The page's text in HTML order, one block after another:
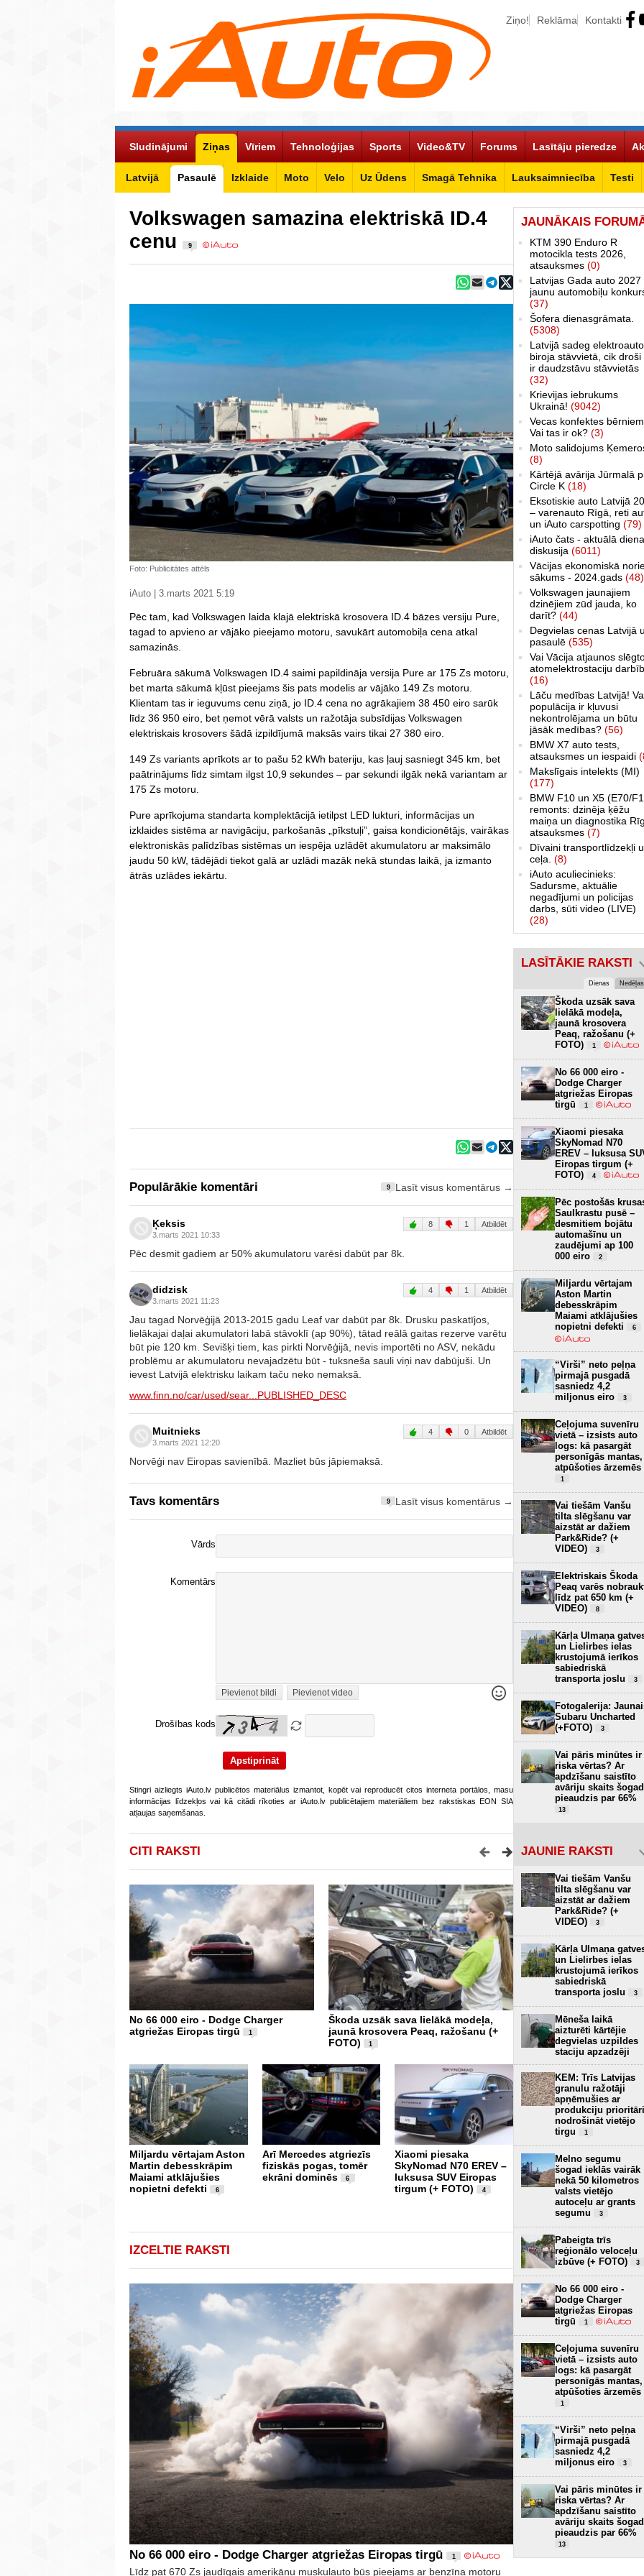
Ziņo! Reklāma Kontakti
Sludinājumi Ziņas
Latvijā Pasaulē Izklaide Moto Velo Uz Ūdens Smagā Tehnika Lauksaimniecība Testi
Vīriem Tehnoloģijas Sports Video&TV Forums Lasītāju pieredze
Volkswagen samazina elektriskā ID.4
cenu
9
Foto: Publicitātes attēls
iAuto | 3.marts 2021 5:19
Pēc tam, kad Volkswagen laida klajā elektriskā krosovera ID.4 bāzes versiju Pure,
tagad to apvieno ar vājāko pieejamo motoru, savukārt automobiļa cena atkal
samazinās.
Februāra sākumā Volkswagen ID.4 saimi papildināja versija Pure ar 175 Zs motoru,
bet marta sākumā kļūst pieejams šis pats modelis ar vājāko 149 Zs motoru.
Klientam tas ir ieguvums cenu ziņā, jo ID.4 cena no agrākajiem 38 450 eiro sarūk
līdz 36 950 eiro, bet ņemot vērā valsts un ražotāja subsīdijas Volkswagen
elektriskais krosovers šādā izpildījumā maksās vairs tikai 27 380 eiro.
149 Zs variants aprīkots ar to pašu 52 kWh bateriju, kas ļauj sasniegt 345 km, bet
paātrinājums līdz simtam ilgst 10,9 sekundes – par sekundi ilgāk nekā variantam ar
175 Zs motoru.
Pure aprīkojuma standarta komplektācijā ietilpst LED lukturi, informācijas un
izklaides sistēma ar navigāciju, parkošanās „pīkstuļi”, gaisa kondicionētājs, vairākas
elektroniskās palīdzības sistēmas un iespēja uzlādēt akumulatoru ar maksimālo
jaudu 50 kW, tādējādi tiekot galā ar uzlādi mazāk nekā stundas laikā, ja izmanto
ātrās uzlādes iekārtu.
Populārākie komentāri 9 Lasīt visus komentārus →
Ķeksis
3.marts 2021 10:33
8 1 Atbildēt
Pēc desmit gadiem ar 50% akumulatoru varēsi dabūt par 8k.
didzisk
3.marts 2021 11:23
4 1 Atbildēt
Jau tagad Norvēģijā 2013-2015 gadu Leaf var dabūt par 8k. Drusku paskatījos,
lielākajai daļai akumulatori labā stāvoklī (ap 90%), tātad reālā gaitas rezerve varētu
būt pie 120 km. Sevišķi tiem, kas pirkti Norvēģijā, nevis importēti no ASV, nekādu
problēmu ar akumulatoru nevajadzētu būt - tuksneša sauli viņi nav dabūjuši. Un
ievest Latvijā elektrisku laikam taču neko nemaksā.
www.finn.no/car/used/sear...PUBLISHED_DESC
Muitnieks
3.marts 2021 12:20
4 0 Atbildēt
Norvēģi nav Eiropas savienībā. Mazliet būs jāpiemaksā.
Tavs komentārs 9 Lasīt visus komentārus →
Vārds
Komentārs
Pievienot bildi Pievienot video
Drošības kods
Stingri aizliegts iAuto.lv publicētos materiālus izmantot, kopēt vai reproducēt citos interneta portālos, masu
informācijas līdzekļos vai kā citādi rīkoties ar iAuto.lv publicētajiem materiāliem bez rakstiskas EON SIA
atļaujas saņemšanas.
CITI RAKSTI
No 66 000 eiro - Dodge Charger
atgriežas Eiropas tirgū
1
Škoda uzsāk sava lielākā modeļa,
jaunā krosovera Peaq, ražošanu (+
FOTO)
1
Miljardu vērtajam Aston
Martin debesskrāpim
Maiami atklājušies
nopietni defekti
6
Arī Mercedes atgriezīs
fiziskās pogas, tomēr
ekrāni dominēs
6
Xiaomi piesaka
SkyNomad N70 EREV –
luksusa SUV Eiropas
tirgum (+ FOTO)
4
250 tonnas virs galvas -
Zinātnes sala un Baltijā
planetārijs (+ FOTO)
2
Pirmajam super sporta
auto pasaulē 60 gadi –
Lamborghini piesaka
īpašo versiju 99
vienībās (+ FOTO)
3
IZCELTIE RAKSTI
No 66 000 eiro - Dodge Charger atgriežas Eiropas tirgū 1
Līdz pat 670 Zs jaudīgais amerikāņu muskuļauto būs pieejams ar benzīna motoru
JAUNĀKAIS
KTM 390 Enduro R
motocikla tests 2026,
atsauksmes (0)
Latvijas Gada auto 2027
jaunu automobiļu
(37)
Šofera dienasgrāmata.
(5308)
Latvijā sadeg elektroauto
biroja stāvvietā, cik droši
ir daudzstāvu stāvvietās
(32)
Krievijas iebrukums
Ukrainā! (9042)
Vecas konfektes
Vai tas ir ok? (3)
Moto salidojums
(8)
Kārtējā avārija Jūrmalā
Circle K (18)
Eksotiskie auto Latvijā
– varenauto Rīgā, reti
un iAuto carspotting (79)
iAuto čats - aktuālā
diskusija (6011)
Vācijas ekonomiskā
sākums - 2024.gads (48)
Volkswagen jaunajiem
dzinējiem zūd jauda, ko
darīt? (44)
Degvielas cenas Latvijā
pasaulē (535)
Vai Vācija atjaunos
atomelektrostaciju
(16)
Lāču medības Latvijā!
populācija ir kļuvusi
nekontrolējama un būtu
jāsāk medības? (56)
BMW X7 auto tests,
atsauksmes un iespaidi
Makslīgais intelekts (MI)
(177)
BMW F10 un X5 (E70/
remonts: dzinēja ķēžu
maiņa un diagnostika
atsauksmes (7)
Dīvaini transportlīdzekļi
ceļa. (8)
iAuto aculiecinieks:
Sadursme, aktuālie
negadījumi un policijas
darbs, sūti video (LIVE)
(28)
LASĪTĀKIE RAKSTI
Dienas Nedēļas
Škoda uzsāk sava
lielākā modeļa,
jaunā krosovera
Peaq, ražošanu (+
FOTO)
1
No 66 000 eiro -
Dodge Charger
atgriežas Eiropas
tirgū
1
Xiaomi piesaka
SkyNomad N70
EREV – luksusa
Eiropas tirgum (+
FOTO)
4
Pēc postošās
Saulkrastu pusē –
desmitiem bojātu
automašīnu un
zaudējumi ap 100
000 eiro
2
Miljardu vērtajam
Aston Martin
debesskrāpim
Maiami atklājušies
nopietni defekti
6
“Virši” neto peļņa
pirmajā pusgadā
sasniedz 4,2
miljonus eiro
3
Ceļojuma suvenīru
vietā – izsists auto
logs: kā pasargāt
personīgās mantas,
atpūšoties ārzemēs
1
Vai tiešām Vanšu
tilta slēgšanu var
aizstāt ar dažiem
Park&Ride? (+
VIDEO)
3
Elektriskais Škoda
Peaq varēs
līdz pat 650 km (+
VIDEO)
8
Kārļa Ulmaņa
un Lielirbes ielas
krustojumā ierīkos
sabiedriskā
transporta joslu
3
Fotogalerija:
Subaru Uncharted
(+FOTO)
3
Vai pāris minūtes ir
riska vērtas? Ar
apdzīšanu saistīto
avāriju skaits šogad
pieaudzis par 66%
13
JAUNIE RAKSTI
Vai tiešām Vanšu
tilta slēgšanu var
aizstāt ar dažiem
Park&Ride? (+
VIDEO)
3
Kārļa Ulmaņa
un Lielirbes ielas
krustojumā ierīkos
sabiedriskā
transporta joslu
3
Mēneša laikā
aizturēti kārtējie
degvielas uzpildes
staciju apzadzēji
KEM: Trīs Latvijas
granulu ražotāji
apņēmušies ar
produkciju prioritāri
nodrošināt vietējo
tirgu
1
Melno segumu
šogad ieklās vairāk
nekā 50 kilometros
valsts vietējo
autoceļu ar grants
segumu
3
Pabeigta trīs
reģionālo veloceļu
izbūve (+ FOTO)
3
No 66 000 eiro -
Dodge Charger
atgriežas Eiropas
tirgū
1
Ceļojuma suvenīru
vietā – izsists auto
logs: kā pasargāt
personīgās mantas,
atpūšoties ārzemēs
1
“Virši” neto peļņa
pirmajā pusgadā
sasniedz 4,2
miljonus eiro
3
Vai pāris minūtes ir
riska vērtas? Ar
apdzīšanu saistīto
avāriju skaits šogad
pieaudzis par 66%
13